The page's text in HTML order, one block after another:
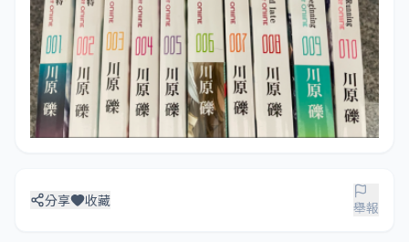
分享 收藏 舉報